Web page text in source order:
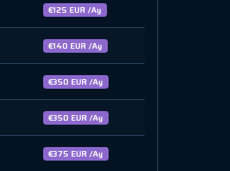
€125 EUR /Ay
€140 EUR /Ay
€350 EUR /Ay
€350 EUR /Ay
€375 EUR /Ay